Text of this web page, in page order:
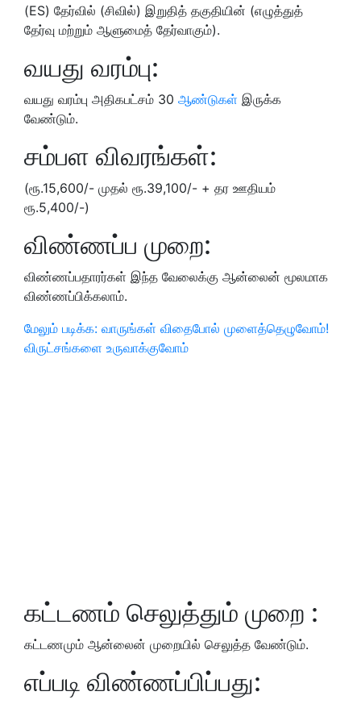
(ES) தேர்வில் (சிவில்) இறுதித் தகுதியின் (எழுத்துத்
தேர்வு மற்றும் ஆளுமைத் தேர்வாகும்).
வயது வரம்பு:
வயது வரம்பு அதிகபட்சம் 30 ஆண்டுகள் இருக்க
வேண்டும்.
சம்பள விவரங்கள்:
(ரூ.15,600/- முதல் ரூ.39,100/- + தர ஊதியம்
ரூ.5,400/-)
விண்ணப்ப முறை:
விண்ணப்பதாரர்கள் இந்த வேலைக்கு ஆன்லைன் மூலமாக
விண்ணப்பிக்கலாம்.
மேலும் படிக்க: வாருங்கள் விதைபோல் முளைத்தெழுவோம்!
விருட்சங்களை உருவாக்குவோம்
கட்டணம் செலுத்தும் முறை :
கட்டணமும் ஆன்லைன் முறையில் செலுத்த வேண்டும்.
எப்படி விண்ணப்பிப்பது: